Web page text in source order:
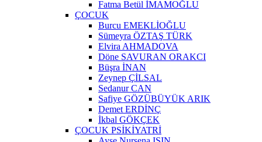
Fatma Betül İMAMOĞLU
ÇOCUK
Burcu EMEKLİOĞLU
Sümeyra ÖZTAŞ TÜRK
Elvira AHMADOVA
Döne SAVURAN ORAKCI
Büşra İNAN
Zeynep ÇİLSAL
Sedanur CAN
Safiye GÖZÜBÜYÜK ARIK
Demet ERDİNÇ
İkbal GÖKÇEK
ÇOCUK PSİKİYATRİ